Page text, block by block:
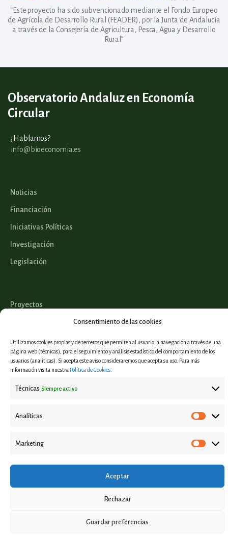
Consentimiento de las cookies
Utilizamos cookies propias y de terceros que permiten al usuario la navegación a través de una
página web (técnicas), para el seguimiento y análisis estadístico del comportamiento de los
usuarios (analíticas). Si acepta este aviso consideraremos que acepta su uso. Para más
información visita nuestra Política de Cookies
Técnicas Siempre activo
Analíticas
Marketing
Aceptar
Rechazar
Guardar preferencias
“Este proyecto ha sido subvencionado mediante el Fondo Europeo
de Agrícola de Desarrollo Rural (FEADER), por la Junta de Andalucía
a través de la Consejería de Agricultura, Pesca, Agua y Desarrollo
Rural”
Observatorio Andaluz en Economía
Circular
¿Hablamos?
info@bioeconomia.es
Noticias
Financiación
Iniciativas Políticas
Investigación
Legislación
Proyectos
Informes y estudios
Casos de éxito
Eventos
Política de privacidad
2023 © Todos los derechos reservados.